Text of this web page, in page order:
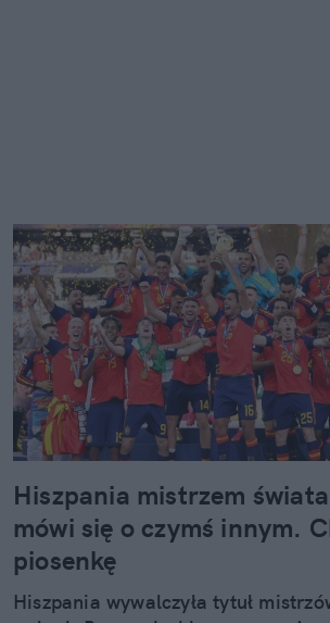
Hiszpania mistrzem
mówi się o czymś innym.
piosenkę
Hiszpania wywalczyła tytuł